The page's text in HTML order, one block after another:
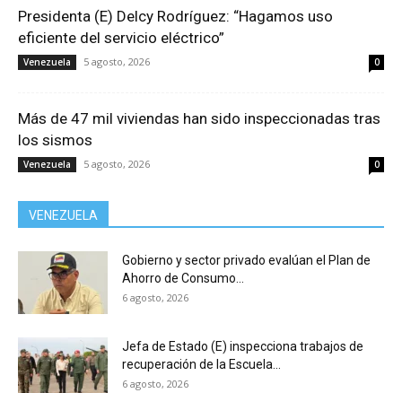
Presidenta (E) Delcy Rodríguez: “Hagamos uso
eficiente del servicio eléctrico”
Venezuela 5 agosto, 2026 0
Más de 47 mil viviendas han sido inspeccionadas tras
los sismos
Venezuela 5 agosto, 2026 0
VENEZUELA
Gobierno y sector privado evalúan el Plan de
Ahorro de Consumo...
6 agosto, 2026
Jefa de Estado (E) inspecciona trabajos de
recuperación de la Escuela...
6 agosto, 2026